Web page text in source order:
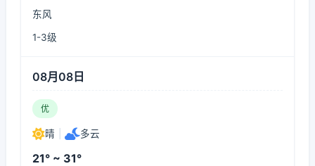
东风
1-3级
08月08日
优
晴 多云
21° ~ 31°